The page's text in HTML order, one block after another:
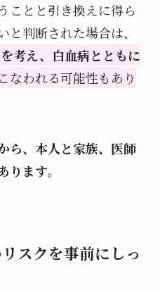
ことと引き換えに得ら
判断された場合は、
考え、白血病とともに
なわれる可能性もあり
ら、本人と家族、医師
ます。
スクを事前にしっ